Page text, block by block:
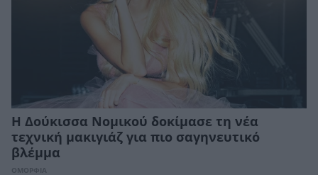
Η Δούκισσα Νομικού δοκίμασε τη νέα
τεχνική μακιγιάζ για πιο σαγηνευτικό
βλέμμα
ΟΜΟΡΦΙΑ